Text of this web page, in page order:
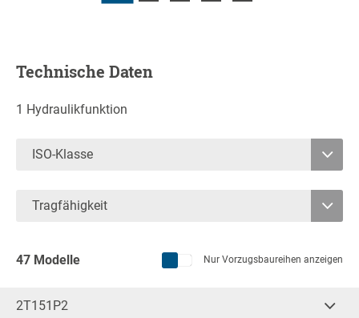
Technische Daten
1 Hydraulikfunktion
ISO-Klasse
2
4
Tragfähigkeit
47 Modelle
Nur Vorzugs­baureihen anzeigen
2T151P2